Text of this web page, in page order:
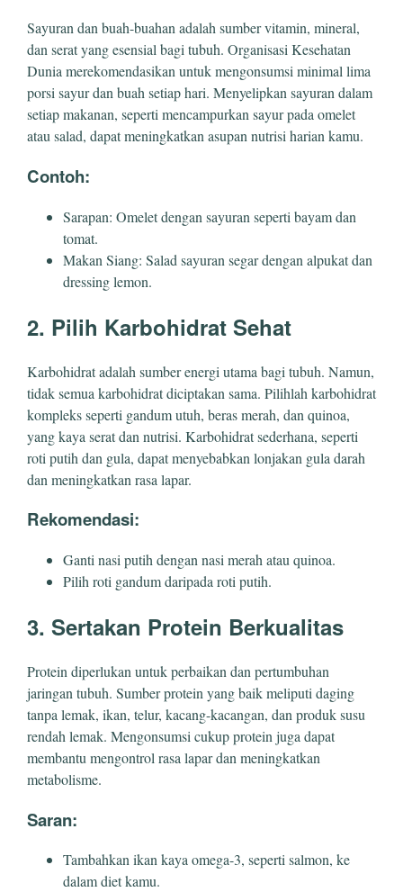
Sayuran dan buah-buahan adalah sumber vitamin, mineral,
dan serat yang esensial bagi tubuh. Organisasi Kesehatan
Dunia merekomendasikan untuk mengonsumsi minimal lima
porsi sayur dan buah setiap hari. Menyelipkan sayuran dalam
setiap makanan, seperti mencampurkan sayur pada omelet
atau salad, dapat meningkatkan asupan nutrisi harian kamu.
Contoh:
Sarapan: Omelet dengan sayuran seperti bayam dan
tomat.
Makan Siang: Salad sayuran segar dengan alpukat dan
dressing lemon.
2. Pilih Karbohidrat Sehat
Karbohidrat adalah sumber energi utama bagi tubuh. Namun,
tidak semua karbohidrat diciptakan sama. Pilihlah karbohidrat
kompleks seperti gandum utuh, beras merah, dan quinoa,
yang kaya serat dan nutrisi. Karbohidrat sederhana, seperti
roti putih dan gula, dapat menyebabkan lonjakan gula darah
dan meningkatkan rasa lapar.
Rekomendasi:
Ganti nasi putih dengan nasi merah atau quinoa.
Pilih roti gandum daripada roti putih.
3. Sertakan Protein Berkualitas
Protein diperlukan untuk perbaikan dan pertumbuhan
jaringan tubuh. Sumber protein yang baik meliputi daging
tanpa lemak, ikan, telur, kacang-kacangan, dan produk susu
rendah lemak. Mengonsumsi cukup protein juga dapat
membantu mengontrol rasa lapar dan meningkatkan
metabolisme.
Saran:
Tambahkan ikan kaya omega-3, seperti salmon, ke
dalam diet kamu.